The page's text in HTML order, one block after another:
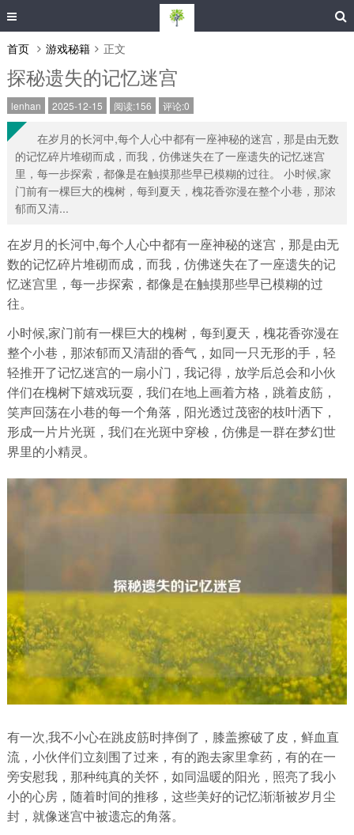
首页 游戏秘籍 正文
探秘遗失的记忆迷宫
lenhan 2025-12-15 阅读:156 评论:0
在岁月的长河中,每个人心中都有一座神秘的迷宫，那是由无数
的记忆碎片堆砌而成，而我，仿佛迷失在了一座遗失的记忆迷宫
里，每一步探索，都像是在触摸那些早已模糊的过往。 小时候,家
门前有一棵巨大的槐树，每到夏天，槐花香弥漫在整个小巷，那浓
郁而又清...
在岁月的长河中,每个人心中都有一座神秘的迷宫，那是由无
数的记忆碎片堆砌而成，而我，仿佛迷失在了一座遗失的记
忆迷宫里，每一步探索，都像是在触摸那些早已模糊的过
往。
小时候,家门前有一棵巨大的槐树，每到夏天，槐花香弥漫在
整个小巷，那浓郁而又清甜的香气，如同一只无形的手，轻
轻推开了记忆迷宫的一扇小门，我记得，放学后总会和小伙
伴们在槐树下嬉戏玩耍，我们在地上画着方格，跳着皮筋，
笑声回荡在小巷的每一个角落，阳光透过茂密的枝叶洒下，
形成一片片光斑，我们在光斑中穿梭，仿佛是一群在梦幻世
界里的小精灵。
有一次,我不小心在跳皮筋时摔倒了，膝盖擦破了皮，鲜血直
流，小伙伴们立刻围了过来，有的跑去家里拿药，有的在一
旁安慰我，那种纯真的关怀，如同温暖的阳光，照亮了我小
小的心房，随着时间的推移，这些美好的记忆渐渐被岁月尘
封，就像迷宫中被遗忘的角落。